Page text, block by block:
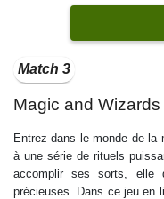
Match 3
Magic and Wizards
Entrez dans le monde de la
à une série de rituels
accomplir ses sorts, elle
précieuses. Dans ce jeu en